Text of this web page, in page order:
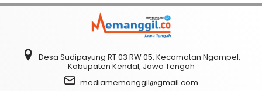
Desa Sudipayung RT 03 RW 05, Kecamatan Ngampel,
Kabupaten Kendal, Jawa Tengah
mediamemanggil@gmail.com